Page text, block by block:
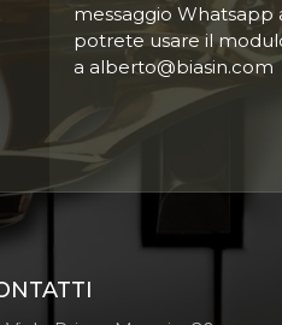
messaggio Whatsapp
potrete usare il
a alberto@biasin.com